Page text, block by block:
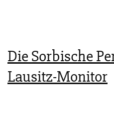
Die Sorbische
Lausitz-Monitor